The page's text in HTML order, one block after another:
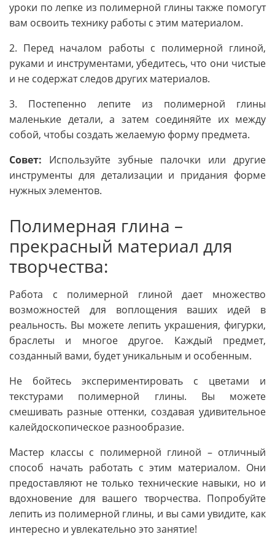
уроки по лепке из полимерной глины также помогут
вам освоить технику работы с этим материалом.
2. Перед началом работы с полимерной глиной,
руками и инструментами, убедитесь, что они чистые
и не содержат следов других материалов.
3. Постепенно лепите из полимерной глины
маленькие детали, а затем соединяйте их между
собой, чтобы создать желаемую форму предмета.
Совет: Используйте зубные палочки или другие
инструменты для детализации и придания форме
нужных элементов.
Полимерная глина –
прекрасный материал для
творчества:
Работа с полимерной глиной дает множество
возможностей для воплощения ваших идей в
реальность. Вы можете лепить украшения, фигурки,
браслеты и многое другое. Каждый предмет,
созданный вами, будет уникальным и особенным.
Не бойтесь экспериментировать с цветами и
текстурами полимерной глины. Вы можете
смешивать разные оттенки, создавая удивительное
калейдоскопическое разнообразие.
Мастер классы с полимерной глиной – отличный
способ начать работать с этим материалом. Они
предоставляют не только технические навыки, но и
вдохновение для вашего творчества. Попробуйте
лепить из полимерной глины, и вы сами увидите, как
интересно и увлекательно это занятие!